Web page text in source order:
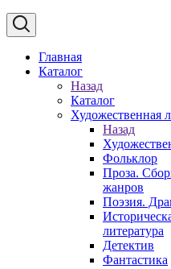
Главная
Каталог
Назад
Каталог
Художественная
Назад
Фольклор
Проза.
жанров
Поэзия.
литература
Детектив
Фантастика